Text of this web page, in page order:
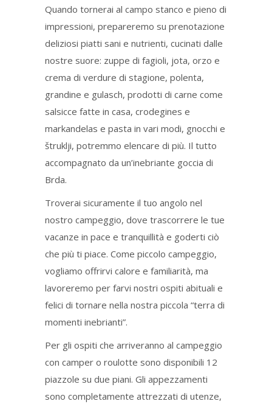
Quando tornerai al campo stanco e pieno di
impressioni, prepareremo su prenotazione
deliziosi piatti sani e nutrienti, cucinati dalle
nostre suore: zuppe di fagioli, jota, orzo e
crema di verdure di stagione, polenta,
grandine e gulasch, prodotti di carne come
salsicce fatte in casa, crodegines e
markandelas e pasta in vari modi, gnocchi e
štruklji, potremmo elencare di più. Il tutto
accompagnato da un’inebriante goccia di
Brda.
Troverai sicuramente il tuo angolo nel
nostro campeggio, dove trascorrere le tue
vacanze in pace e tranquillità e goderti ciò
che più ti piace. Come piccolo campeggio,
vogliamo offrirvi calore e familiarità, ma
lavoreremo per farvi nostri ospiti abituali e
felici di tornare nella nostra piccola “terra di
momenti inebrianti”.
Per gli ospiti che arriveranno al campeggio
con camper o roulotte sono disponibili 12
piazzole su due piani. Gli appezzamenti
sono completamente attrezzati di utenze,